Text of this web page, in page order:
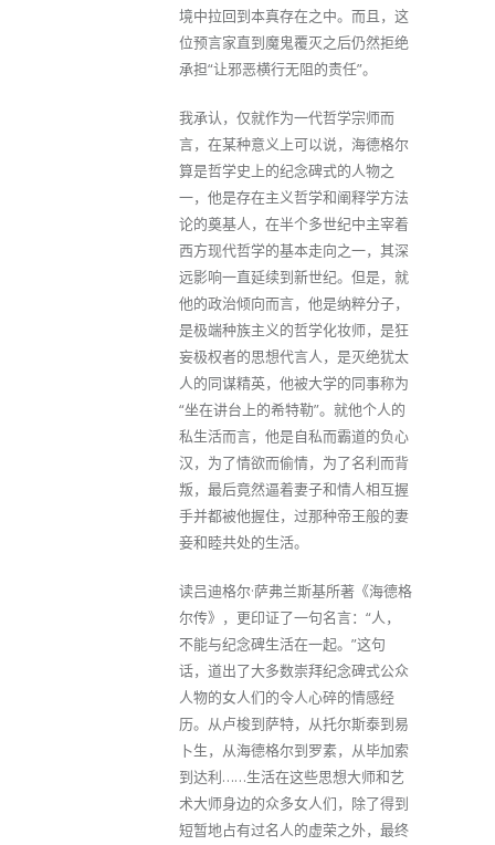
境中拉回到本真存在之中。而且，这
位预言家直到魔鬼覆灭之后仍然拒绝
承担“让邪恶横行无阻的责任”。
我承认，仅就作为一代哲学宗师而
言，在某种意义上可以说，海德格尔
算是哲学史上的纪念碑式的人物之
一，他是存在主义哲学和阐释学方法
论的奠基人，在半个多世纪中主宰着
西方现代哲学的基本走向之一，其深
远影响一直延续到新世纪。但是，就
他的政治倾向而言，他是纳粹分子，
是极端种族主义的哲学化妆师，是狂
妄极权者的思想代言人，是灭绝犹太
人的同谋精英，他被大学的同事称为
“坐在讲台上的希特勒”。就他个人的
私生活而言，他是自私而霸道的负心
汉，为了情欲而偷情，为了名利而背
叛，最后竟然逼着妻子和情人相互握
手并都被他握住，过那种帝王般的妻
妾和睦共处的生活。
读吕迪格尔·萨弗兰斯基所著《海德格
尔传》，更印证了一句名言：“人，
不能与纪念碑生活在一起。”这句
话，道出了大多数崇拜纪念碑式公众
人物的女人们的令人心碎的情感经
历。从卢梭到萨特，从托尔斯泰到易
卜生，从海德格尔到罗素，从毕加索
到达利……生活在这些思想大师和艺
术大师身边的众多女人们，除了得到
短暂地占有过名人的虚荣之外，最终